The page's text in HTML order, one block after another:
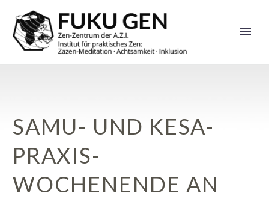
SAMU- UND KESA-
PRAXIS-
WOCHENENDE AN